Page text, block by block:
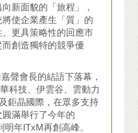
新面貌的「旅程」，
使企業產生「質」的
更具策略性的回應市
創造獨特的競爭優
聲會長的結語下落幕，
科技、伊雲谷、雲動力
鉅晶國際，在眾多支持
滿舉行了今年的
年ITxM再創高峰。